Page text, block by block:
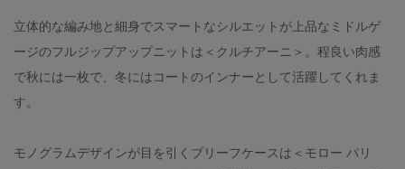
立体的な編み地と細身でスマートなシルエットが上品なミドルゲ
ージのフルジップアップニットは＜クルチアーニ＞。程良い肉感
で秋には一枚で、冬にはコートのインナーとして活躍してくれま
す。
モノグラムデザインが目を引くブリーフケースは＜モロー パリ